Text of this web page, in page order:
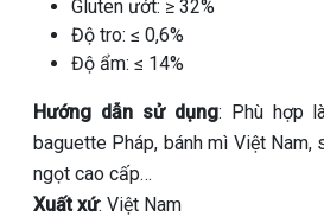
Gluten ướt: ≥ 32%
Độ tro: ≤ 0,6%
Độ ẩm: ≤ 14%
Hướng dẫn sử dụng: Phù hợp
baguette Pháp, bánh mì Việt Nam,
ngọt cao cấp…
Xuất xứ: Việt Nam